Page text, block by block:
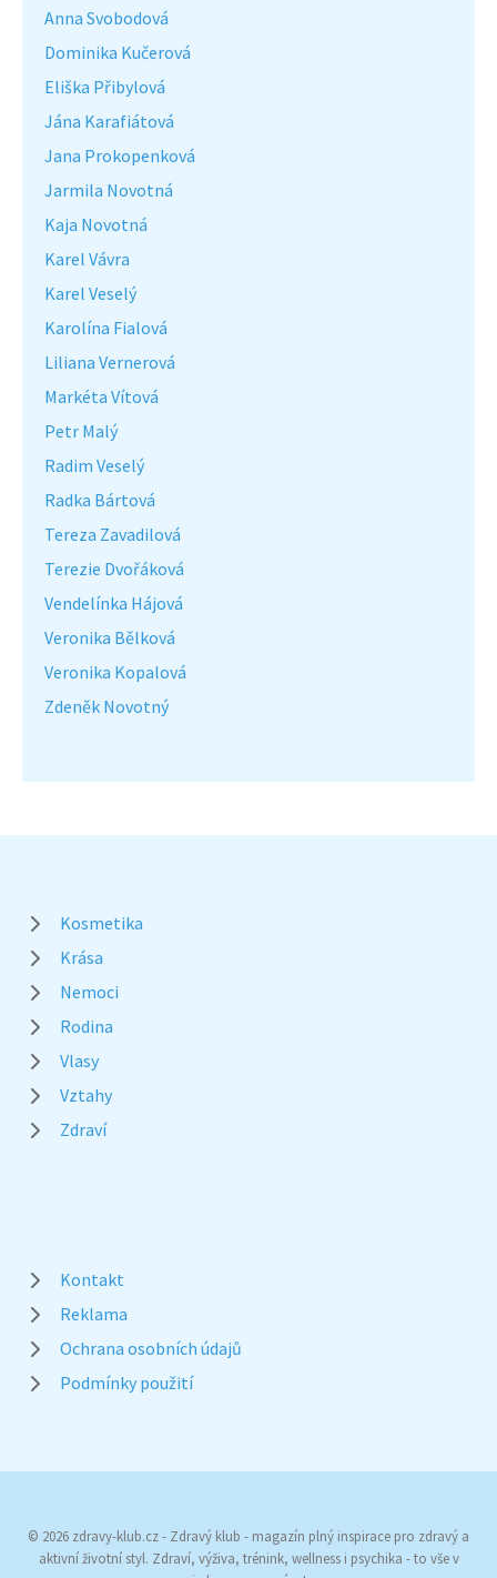
Anna Svobodová
Dominika Kučerová
Eliška Přibylová
Jána Karafiátová
Jana Prokopenková
Jarmila Novotná
Kaja Novotná
Karel Vávra
Karel Veselý
Karolína Fialová
Liliana Vernerová
Markéta Vítová
Petr Malý
Radim Veselý
Radka Bártová
Tereza Zavadilová
Terezie Dvořáková
Vendelínka Hájová
Veronika Bělková
Veronika Kopalová
Zdeněk Novotný
Kosmetika
Krása
Nemoci
Rodina
Vlasy
Vztahy
Zdraví
Kontakt
Reklama
Ochrana osobních údajů
Podmínky použití
© 2026 zdravy-klub.cz - Zdravý klub - magazín plný inspirace pro zdravý a
aktivní životní styl. Zdraví, výživa, trénink, wellness i psychika - to vše v